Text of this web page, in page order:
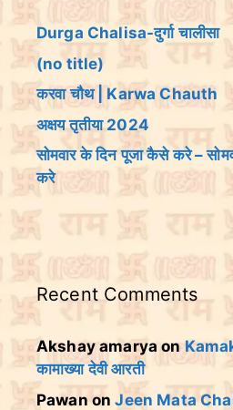
Durga Chalisa-दुर्गा चालीसा
(no title)
करवा चौथ | Karwa Chauth
अक्षय तृतीया 2024
सोमवार के दिन पूजा कैसे करे –
करे
Recent Comments
Akshay amarya on
कामाख्या देवी आरती
Pawan onJeen Mata